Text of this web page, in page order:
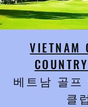
VIETNAM
베트남 골프
클